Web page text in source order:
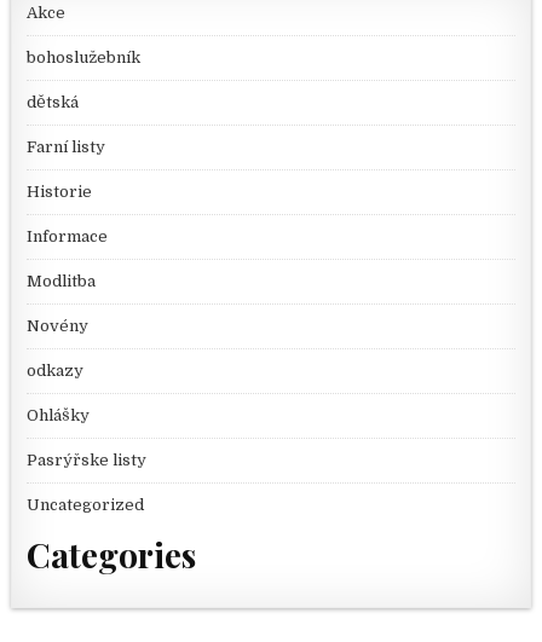
Akce
bohoslužebník
dětská
Farní listy
Historie
Informace
Modlitba
Novény
odkazy
Ohlášky
Pasrýřske listy
Uncategorized
Categories